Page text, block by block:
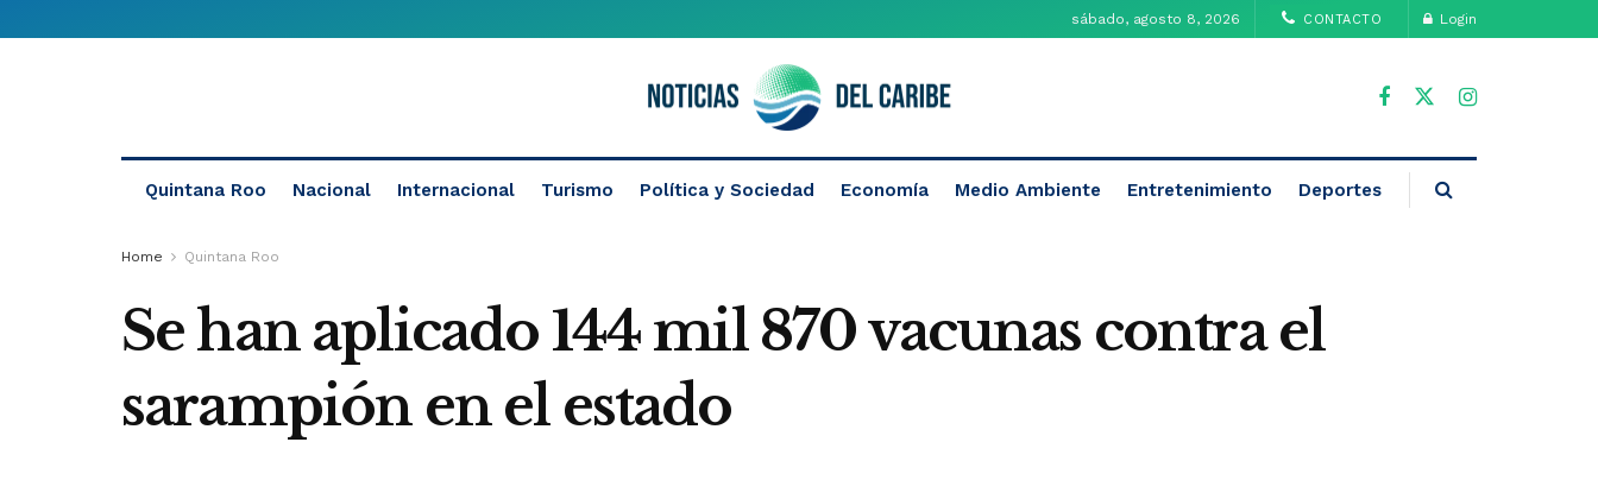
sábado, agosto 8, 2026 CONTACTO Login
Quintana Roo Nacional Internacional Turismo Política y Sociedad Economía Medio Ambiente Entretenimiento Deportes
Home Quintana Roo
Se han aplicado 144 mil 870 vacunas contra el
sarampión en el estado